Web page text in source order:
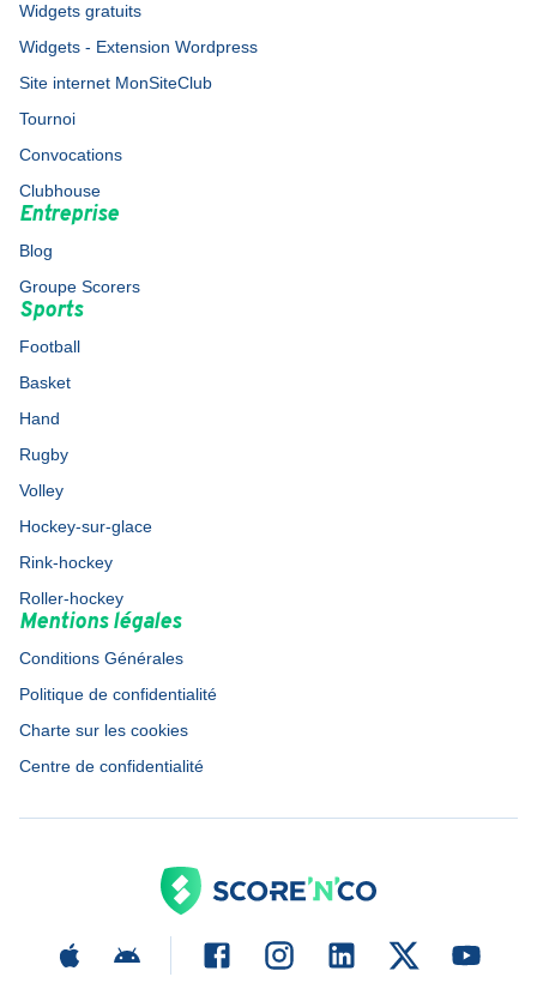
Widgets gratuits
Widgets - Extension Wordpress
Site internet MonSiteClub
Tournoi
Convocations
Clubhouse
Entreprise
Blog
Groupe Scorers
Sports
Football
Basket
Hand
Rugby
Volley
Hockey-sur-glace
Rink-hockey
Roller-hockey
Mentions légales
Conditions Générales
Politique de confidentialité
Charte sur les cookies
Centre de confidentialité